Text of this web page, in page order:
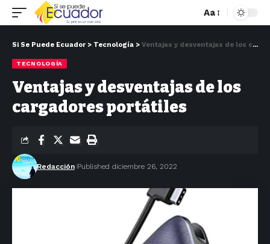
Aa
Si Se Puede Ecuador > Tecnología > Ventajas y desventajas de los cargadores portátiles
TECNOLOGÍA
Ventajas y desventajas de los
cargadores portátiles
Redacción Published diciembre 26, 2022